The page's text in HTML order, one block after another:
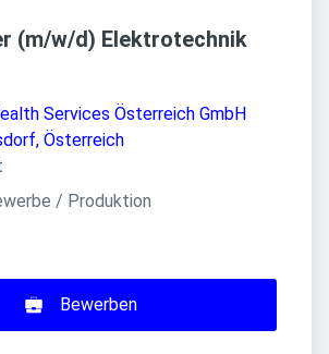
(m/w/d) Elektrotechnik
Services Österreich GmbH
Österreich
/ Produktion
Bewerben